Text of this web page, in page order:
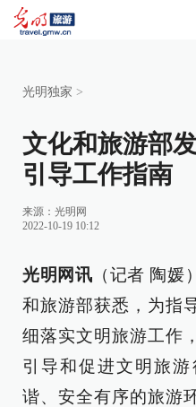
光明独家 >
文化和旅游部
引导工作指南
来源： 光明网
2022-10-19 10:12
光明网讯 （记者 陶媛
和旅游部获悉，为指
细落实文明旅游工作
引导和促进文明旅
谐、安全有序的旅游